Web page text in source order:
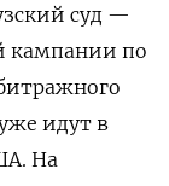
суд —
кампании по
идут в
На